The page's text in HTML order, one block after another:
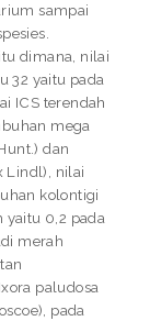
sampai
dimana, nilai
32 yaitu pada
ICS terendah
mega
dan
Lindl), nilai
kolontigi
yaitu 0,2 pada
merah
paludosa
pada